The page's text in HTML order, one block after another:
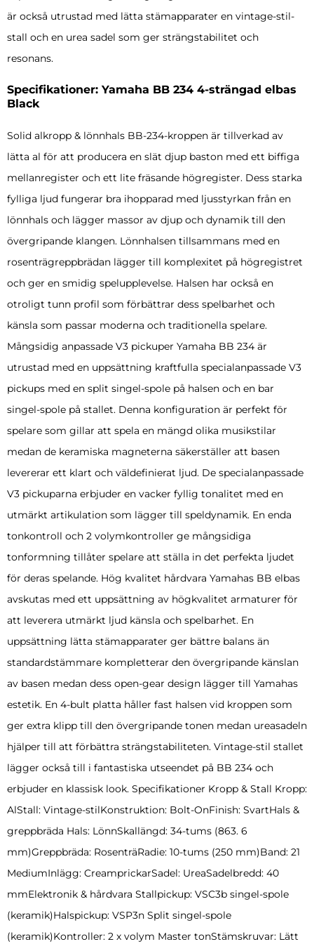
är också utrustad med lätta stämapparater en vintage-stil-
stall och en urea sadel som ger strängstabilitet och
resonans.
Specifikationer: Yamaha BB 234 4-strängad elbas
Black
Solid alkropp & lönnhals BB-234-kroppen är tillverkad av
lätta al för att producera en slät djup baston med ett biffiga
mellanregister och ett lite fräsande högregister. Dess starka
fylliga ljud fungerar bra ihopparad med ljusstyrkan från en
lönnhals och lägger massor av djup och dynamik till den
övergripande klangen. Lönnhalsen tillsammans med en
rosenträgreppbrädan lägger till komplexitet på högregistret
och ger en smidig spelupplevelse. Halsen har också en
otroligt tunn profil som förbättrar dess spelbarhet och
känsla som passar moderna och traditionella spelare.
Mångsidig anpassade V3 pickuper Yamaha BB 234 är
utrustad med en uppsättning kraftfulla specialanpassade V3
pickups med en split singel-spole på halsen och en bar
singel-spole på stallet. Denna konfiguration är perfekt för
spelare som gillar att spela en mängd olika musikstilar
medan de keramiska magneterna säkerställer att basen
levererar ett klart och väldefinierat ljud. De specialanpassade
V3 pickuparna erbjuder en vacker fyllig tonalitet med en
utmärkt artikulation som lägger till speldynamik. En enda
tonkontroll och 2 volymkontroller ge mångsidiga
tonformning tillåter spelare att ställa in det perfekta ljudet
för deras spelande. Hög kvalitet hårdvara Yamahas BB elbas
avskutas med ett uppsättning av högkvalitet armaturer för
att leverera utmärkt ljud känsla och spelbarhet. En
uppsättning lätta stämapparater ger bättre balans än
standardstämmare kompletterar den övergripande känslan
av basen medan dess open-gear design lägger till Yamahas
estetik. En 4-bult platta håller fast halsen vid kroppen som
ger extra klipp till den övergripande tonen medan ureasadeln
hjälper till att förbättra strängstabiliteten. Vintage-stil stallet
lägger också till i fantastiska utseendet på BB 234 och
erbjuder en klassisk look. Specifikationer Kropp & Stall Kropp:
AlStall: Vintage-stilKonstruktion: Bolt-OnFinish: SvartHals &
greppbräda Hals: LönnSkallängd: 34-tums (863. 6
mm)Greppbräda: RosenträRadie: 10-tums (250 mm)Band: 21
MediumInlägg: CreamprickarSadel: UreaSadelbredd: 40
mmElektronik & hårdvara Stallpickup: VSC3b singel-spole
(keramik)Halspickup: VSP3n Split singel-spole
(keramik)Kontroller: 2 x volym Master tonStämskruvar: Lätt